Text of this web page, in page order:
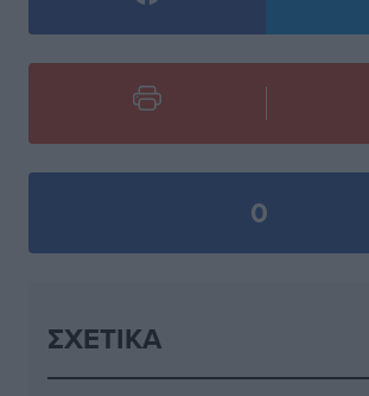
0
ΣΧΕΤΙΚΆ